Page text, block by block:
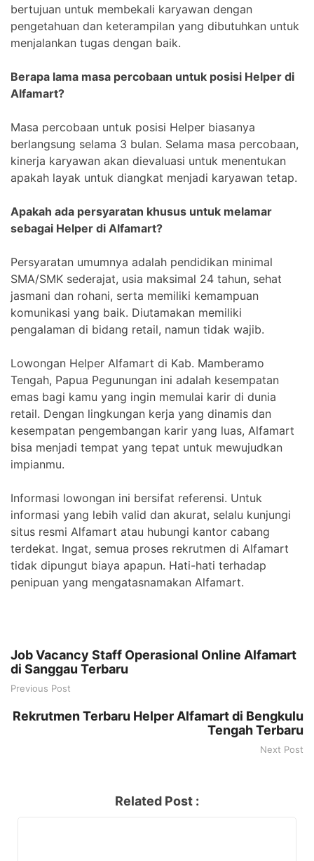
bertujuan untuk membekali karyawan dengan
pengetahuan dan keterampilan yang dibutuhkan untuk
menjalankan tugas dengan baik.
Berapa lama masa percobaan untuk posisi Helper di
Alfamart?
Masa percobaan untuk posisi Helper biasanya
berlangsung selama 3 bulan. Selama masa percobaan,
kinerja karyawan akan dievaluasi untuk menentukan
apakah layak untuk diangkat menjadi karyawan tetap.
Apakah ada persyaratan khusus untuk melamar
sebagai Helper di Alfamart?
Persyaratan umumnya adalah pendidikan minimal
SMA/SMK sederajat, usia maksimal 24 tahun, sehat
jasmani dan rohani, serta memiliki kemampuan
komunikasi yang baik. Diutamakan memiliki
pengalaman di bidang retail, namun tidak wajib.
Lowongan Helper Alfamart di Kab. Mamberamo
Tengah, Papua Pegunungan ini adalah kesempatan
emas bagi kamu yang ingin memulai karir di dunia
retail. Dengan lingkungan kerja yang dinamis dan
kesempatan pengembangan karir yang luas, Alfamart
bisa menjadi tempat yang tepat untuk mewujudkan
impianmu.
Informasi lowongan ini bersifat referensi. Untuk
informasi yang lebih valid dan akurat, selalu kunjungi
situs resmi Alfamart atau hubungi kantor cabang
terdekat. Ingat, semua proses rekrutmen di Alfamart
tidak dipungut biaya apapun. Hati-hati terhadap
penipuan yang mengatasnamakan Alfamart.
Job Vacancy Staff Operasional Online Alfamart
di Sanggau Terbaru
Previous Post
Rekrutmen Terbaru Helper Alfamart di Bengkulu
Tengah Terbaru
Next Post
Related Post :